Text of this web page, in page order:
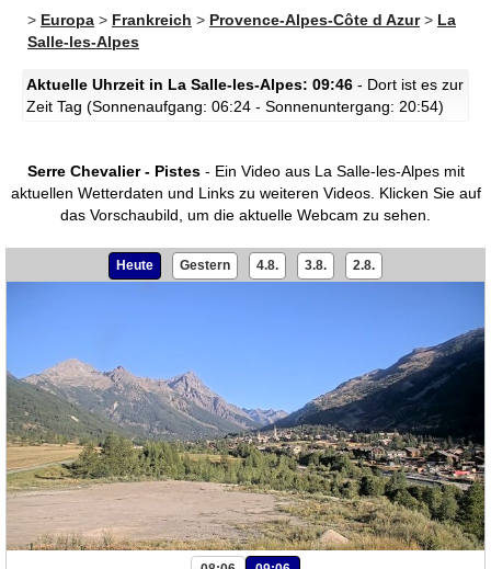
> Europa > Frankreich > Provence-Alpes-Côte d Azur> La
Salle-les-Alpes
Aktuelle Uhrzeit in La Salle-les-Alpes: 09:46 - Dort ist es zur
Zeit Tag (Sonnenaufgang: 06:24 - Sonnenuntergang: 20:54)
Serre Chevalier - Pistes- Ein Video aus La Salle-les-Alpes mit
aktuellen Wetterdaten und Links zu weiteren Videos. Klicken Sie auf
das Vorschaubild, um die aktuelle Webcam zu sehen.
Heute Gestern 4.8. 3.8. 2.8.